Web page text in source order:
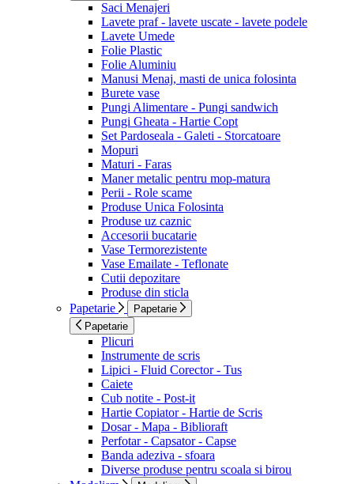
Saci Menajeri
Lavete praf - lavete uscate - lavete podele
Lavete Umede
Folie Plastic
Folie Aluminiu
Manusi Menaj, masti de unica folosinta
Burete vase
Pungi Alimentare - Pungi sandwich
Pungi Gheata - Hartie Copt
Set Pardoseala - Galeti - Storcatoare
Mopuri
Maturi - Faras
Maner metalic pentru mop-matura
Perii - Role scame
Produse Unica Folosinta
Produse uz caznic
Accesorii bucatarie
Vase Termorezistente
Vase Emailate - Teflonate
Cutii depozitare
Produse din sticla
Papetarie
Papetarie
Papetarie
Plicuri
Instrumente de scris
Lipici - Fluid Corector - Tus
Caiete
Cub notite - Post-it
Hartie Copiator - Hartie de Scris
Dosar - Mapa - Biblioraft
Perfotar - Capsator - Capse
Banda adeziva - sfoara
Diverse produse pentru scoala si birou